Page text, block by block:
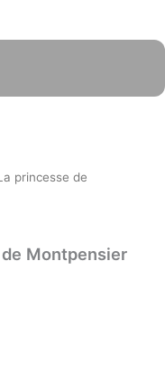
princesse de
Montpensier